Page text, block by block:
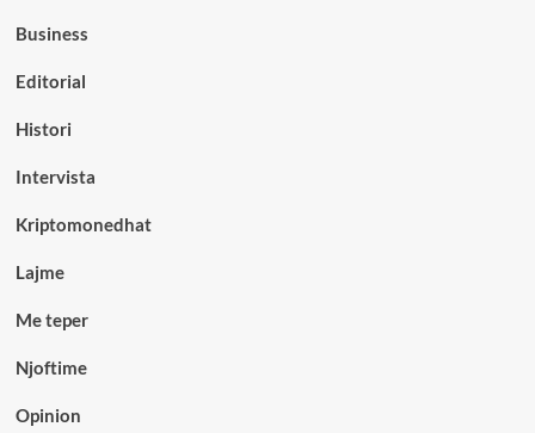
Business
Editorial
Histori
Intervista
Kriptomonedhat
Lajme
Me teper
Njoftime
Opinion